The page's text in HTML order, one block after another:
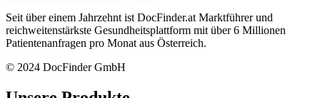
Seit über einem Jahrzehnt ist DocFinder.at Marktführer und
reichweitenstärkste Gesundheitsplattform mit über 6 Millionen
Patientenanfragen pro Monat aus Österreich.
© 2024 DocFinder GmbH